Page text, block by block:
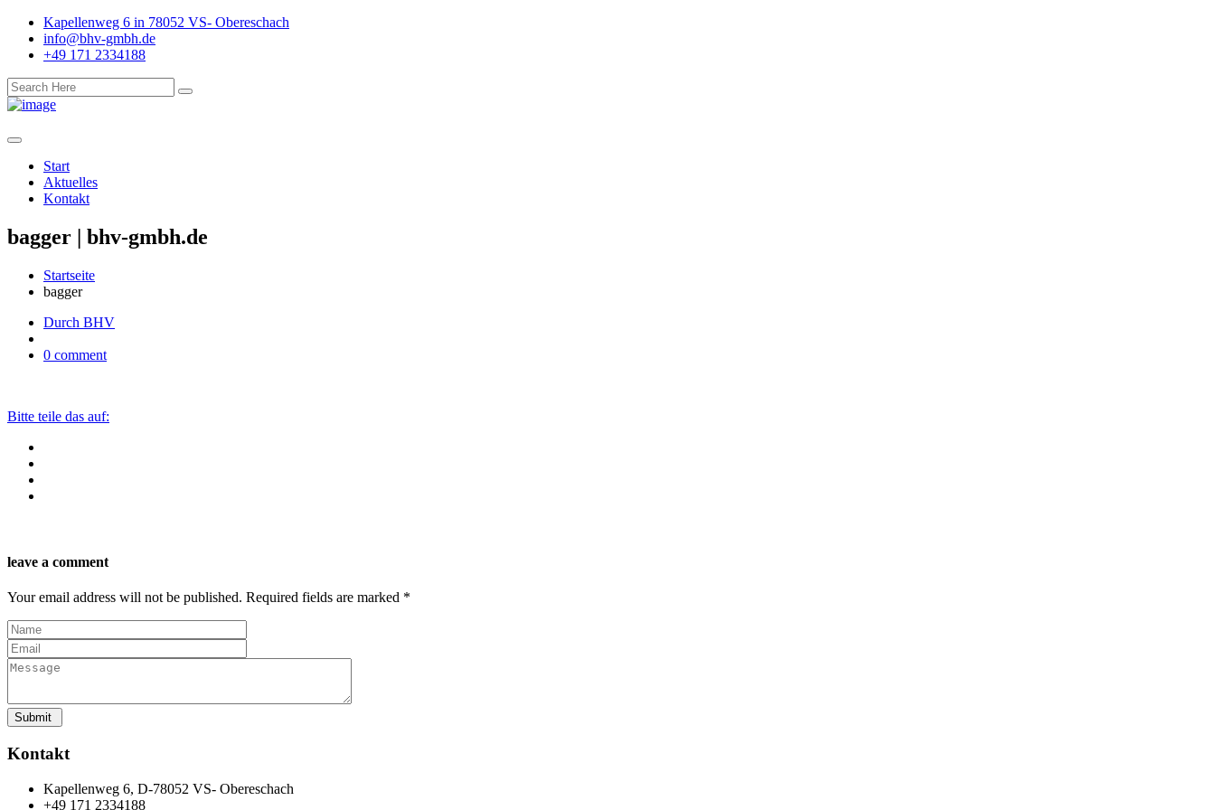
Kapellenweg 6 in 78052 VS- Obereschach
info@bhv-gmbh.de
+49 171 2334188
Start
Aktuelles
Kontakt
bagger | bhv-gmbh.de
Startseite
bagger
Durch BHV
0 comment
Bitte teile das auf:
leave a comment
Your email address will not be published. Required fields are marked *
Kontakt
Kapellenweg 6, D-78052 VS- Obereschach
+49 171 2334188